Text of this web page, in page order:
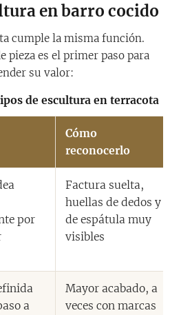
en barro cocido
cumple la misma función.
pieza es el primer paso para
su valor:
de escultura en terracota
Cómo
reconocerlo
por
Factura suelta,
huellas de dedos y
de espátula muy
visibles
a
Mayor acabado, a
veces con marcas